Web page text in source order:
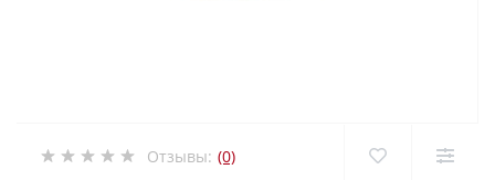
Отзывы: (0)